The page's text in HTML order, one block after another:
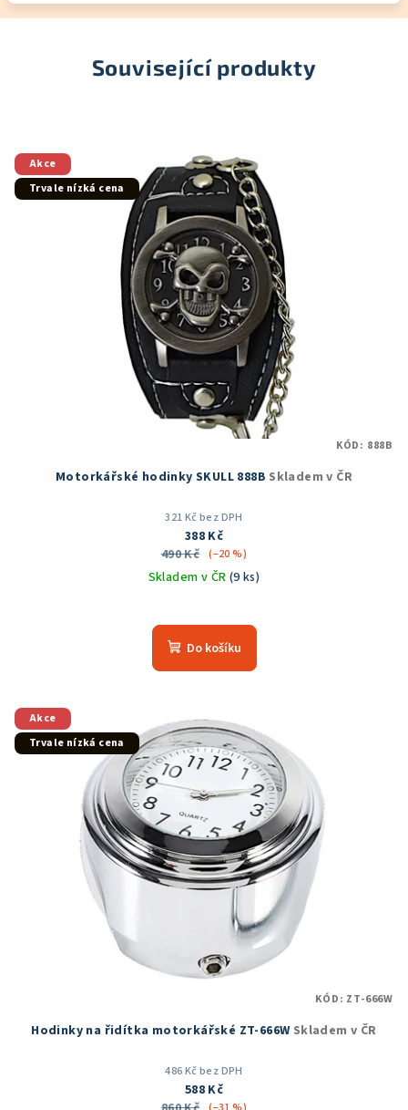
Související produkty
Akce
Trvale nízká cena
Motorkářské hodinky SKULL 888B Skladem v ČR
321 Kč bez DPH
388 Kč
490 Kč (–20 %)
Skladem v ČR (9 ks)
hodnocení
produktu
5
hvězdiček.
Do košíku
KÓD: 888B
Akce
Trvale nízká cena
Hodinky na řidítka motorkářské ZT-666W Skladem v ČR
486 Kč bez DPH
588 Kč
KÓD: ZT-666W